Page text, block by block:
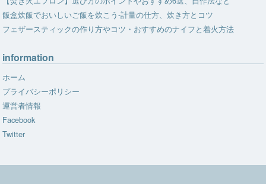
飯盒炊飯でおいしいご飯を炊こう-計量の仕方、炊き方とコツ
フェザースティックの作り方やコツ・おすすめのナイフと着火方法
information
ホーム
プライバシーポリシー
運営者情報
Facebook
Twitter